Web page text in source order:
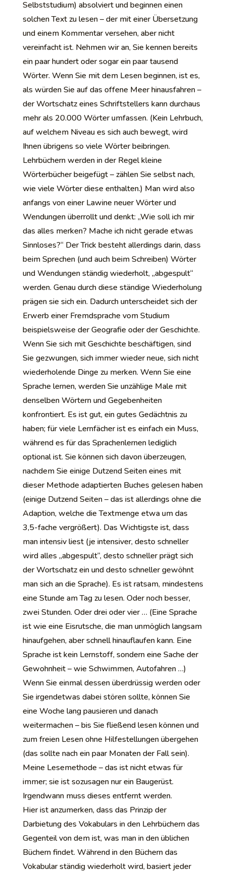
Selbststudium) absolviert und beginnen einen
solchen Text zu lesen – der mit einer Übersetzung
und einem Kommentar versehen, aber nicht
vereinfacht ist. Nehmen wir an, Sie kennen bereits
ein paar hundert oder sogar ein paar tausend
Wörter. Wenn Sie mit dem Lesen beginnen, ist es,
als würden Sie auf das offene Meer hinausfahren –
der Wortschatz eines Schriftstellers kann durchaus
mehr als 20.000 Wörter umfassen. (Kein Lehrbuch,
auf welchem Niveau es sich auch bewegt, wird
Ihnen übrigens so viele Wörter beibringen.
Lehrbüchern werden in der Regel kleine
Wörterbücher beigefügt – zählen Sie selbst nach,
wie viele Wörter diese enthalten.) Man wird also
anfangs von einer Lawine neuer Wörter und
Wendungen überrollt und denkt: „Wie soll ich mir
das alles merken? Mache ich nicht gerade etwas
Sinnloses?“ Der Trick besteht allerdings darin, dass
beim Sprechen (und auch beim Schreiben) Wörter
und Wendungen ständig wiederholt, „abgespult“
werden. Genau durch diese ständige Wiederholung
prägen sie sich ein. Dadurch unterscheidet sich der
Erwerb einer Fremdsprache vom Studium
beispielsweise der Geografie oder der Geschichte.
Wenn Sie sich mit Geschichte beschäftigen, sind
Sie gezwungen, sich immer wieder neue, sich nicht
wiederholende Dinge zu merken. Wenn Sie eine
Sprache lernen, werden Sie unzählige Male mit
denselben Wörtern und Gegebenheiten
konfrontiert. Es ist gut, ein gutes Gedächtnis zu
haben; für viele Lernfächer ist es einfach ein Muss,
während es für das Sprachenlernen lediglich
optional ist. Sie können sich davon überzeugen,
nachdem Sie einige Dutzend Seiten eines mit
dieser Methode adaptierten Buches gelesen haben
(einige Dutzend Seiten – das ist allerdings ohne die
Adaption, welche die Textmenge etwa um das
3,5-fache vergrößert). Das Wichtigste ist, dass
man intensiv liest (je intensiver, desto schneller
wird alles „abgespult“, desto schneller prägt sich
der Wortschatz ein und desto schneller gewöhnt
man sich an die Sprache). Es ist ratsam, mindestens
eine Stunde am Tag zu lesen. Oder noch besser,
zwei Stunden. Oder drei oder vier … (Eine Sprache
ist wie eine Eisrutsche, die man unmöglich langsam
hinaufgehen, aber schnell hinauflaufen kann. Eine
Sprache ist kein Lernstoff, sondern eine Sache der
Gewohnheit – wie Schwimmen, Autofahren …)
Wenn Sie einmal dessen überdrüssig werden oder
Sie irgendetwas dabei stören sollte, können Sie
eine Woche lang pausieren und danach
weitermachen – bis Sie fließend lesen können und
zum freien Lesen ohne Hilfestellungen übergehen
(das sollte nach ein paar Monaten der Fall sein).
Meine Lesemethode – das ist nicht etwas für
immer; sie ist sozusagen nur ein Baugerüst.
Irgendwann muss dieses entfernt werden.
Hier ist anzumerken, dass das Prinzip der
Darbietung des Vokabulars in den Lehrbüchern das
Gegenteil von dem ist, was man in den üblichen
Büchern findet. Während in den Büchern das
Vokabular ständig wiederholt wird, basiert jeder